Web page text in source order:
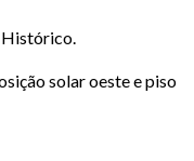
solar oeste e piso